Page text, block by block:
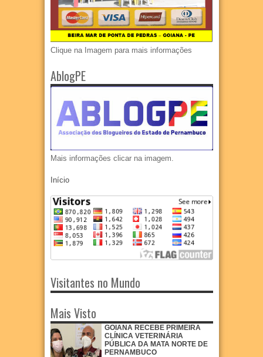
Clique na Imagem para mais informações
AblogPE
Mais informações clicar na imagem.
Início
Visitantes no Mundo
Mais Visto
GOIANA RECEBE PRIMEIRA
CLÍNICA VETERINÁRIA
PÚBLICA DA MATA NORTE DE
PERNAMBUCO